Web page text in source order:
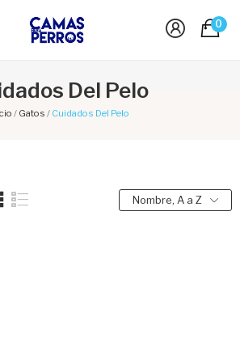
0
Del Pelo
Gatos Cuidados Del Pelo
Nombre, A a Z